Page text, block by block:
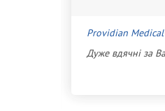
Providian Medical
Дуже вдячні за